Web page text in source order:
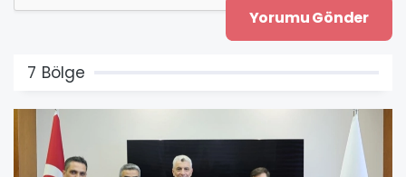
7 Bölge